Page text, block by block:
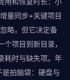
量同步+关键项目
略，但它决定备
项目到新目录，
耗时与缺失项。年
是拍脑袋：硬盘与